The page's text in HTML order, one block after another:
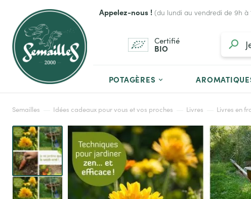
Appelez-nous ! (du lundi au vendredi de 9h à
Certifié
BIO
POTAGÈRES
Semailles Idées cadeaux pour vous et vos proches Livres Livres en